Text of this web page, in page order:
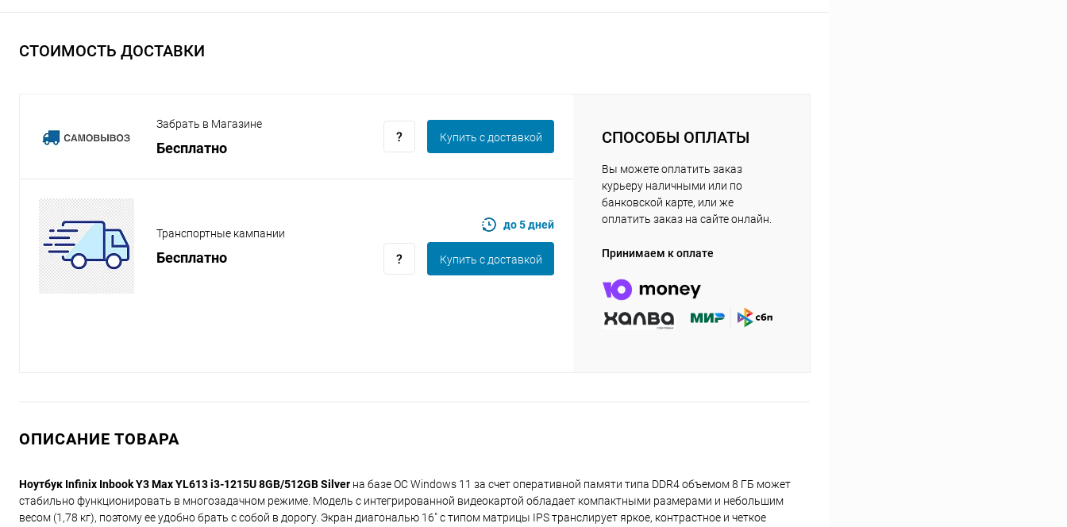
СТОИМОСТЬ ДОСТАВКИ
Забрать в Магазине
Бесплатно
Купить c доставкой
Транспортные кампании
Бесплатно
до 5 дней
Купить c доставкой
СПОСОБЫ ОПЛАТЫ
Вы можете оплатить заказ
курьеру наличными или по
банковской карте, или же
оплатить заказ на сайте онлайн.
Принимаем к оплате
ОПИСАНИЕ ТОВАРА
Ноутбук Infinix Inbook Y3 Max YL613 i3-1215U 8GB/512GB Silver на базе ОС Windows 11 за счет оперативной памяти типа DDR4 объемом 8 ГБ может
стабильно функционировать в многозадачном режиме. Модель с интегрированной видеокартой обладает компактными размерами и небольшим
весом (1,78 кг), поэтому ее удобно брать с собой в дорогу. Экран диагональю 16" с типом матрицы IPS транслирует яркое, контрастное и четкое
с вашей картыпо25%каждые 2 недели
25
раз в 2
Остались вопросы?
8 800 302-02-51
plait.ru